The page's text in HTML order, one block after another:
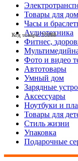
Код товара: 28581
Код товара: 28554
Код товара: 28553
Код товара: 28419
Код товара: 28395
Код товара: 28342
Код товара: 28341
Код товара: 28332
Код товара: 28269
Код товара: 28268
Код товара: 28246
Код товара: 28242
Товары для
Часы и
Аудиотехника
Фитнес,
Фото и видео
Автотовары
Умный дом
Зарядные
Аксессуары
Ноутбуки и
Товары для
Стиль жизни
Упаковка
Подарочные